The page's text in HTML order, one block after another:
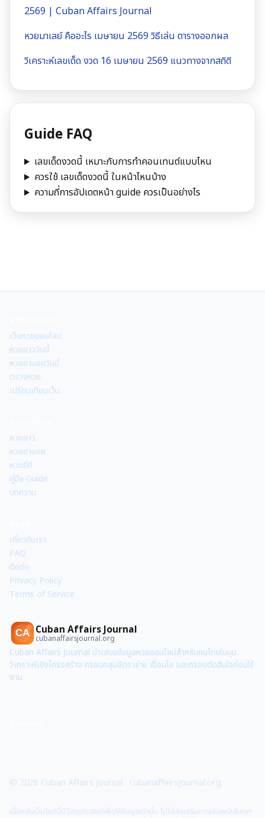
2569 | Cuban Affairs Journal
หวยมาเลย์ คืออะไร เมษายน 2569 วิธีเล่น ตารางออกผล
วิเคราะห์เลขเด็ด งวด 16 เมษายน 2569 แนวทางจากสถิติ
Guide FAQ
เลขเด็ดงวดนี้ เหมาะกับการทำคอนเทนต์แบบไหน
ควรใช้ เลขเด็ดงวดนี้ ในหน้าไหนบ้าง
ความถี่การอัปเดตหน้า guide ควรเป็นอย่างไร
เว็บหวยออนไลน์
หวยลาววันนี้
หวยฮานอยวันนี้
ตรวจหวย
เปรียบเทียบเว็บ
หวยลาว
หวยฮานอย
หวยยี่กี
คู่มือ Guide
บทความ
เกี่ยวกับเรา
FAQ
ติดต่อ
Privacy Policy
Terms of Service
CA Cuban Affairs Journal
cubanaffairsjournal.org
Cuban Affairs Journal นำเสนอข้อมูลหวยออนไลน์สำหรับคนไทยในมุม
วิเคราะห์เชิงโครงสร้าง ครอบคลุมอัตราจ่าย เงื่อนไข และกรอบตัดสินใจก่อนใช้
งาน
© 2026 Cuban Affairs Journal · cubanaffairsjournal.org
เนื้อหาในเว็บไซต์นี้มีวัตถุประสงค์เพื่อให้ข้อมูลเท่านั้น ไม่ได้ส่งเสริมการเล่นพนันในทุก